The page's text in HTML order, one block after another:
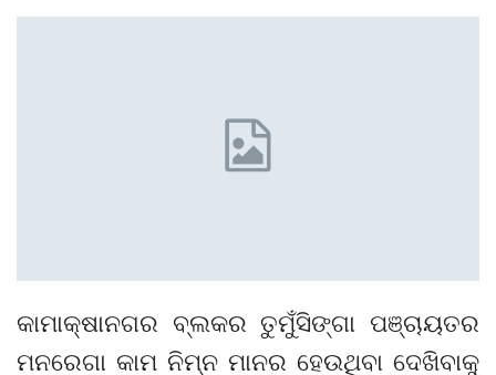
କାମାକ୍ଷାନଗର ବ୍ଲକର ତୁମୁଁସିଙ୍ଗା ପଞ୍ଚାୟତର
ମନରେଗା କାମ ନିମ୍ନ ମାନର ହେଉଥିବା ଦେଖିବାକୁ